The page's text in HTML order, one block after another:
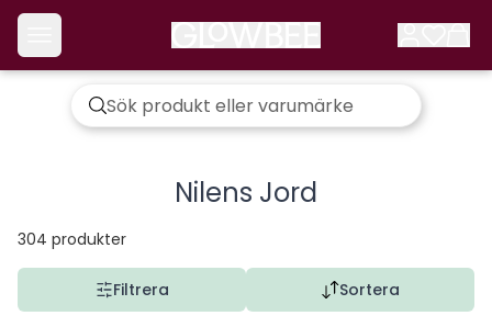
Nilens Jord
304 produkter
Filtrera Sortera